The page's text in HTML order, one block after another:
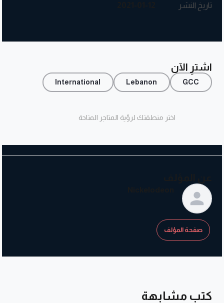
تاريخ النشر
اشترِ الآن
GCC
Lebanon
International
اختر منطقتك لرؤية المتاجر المتاحة
صفحة المؤلف
كتب مشابهة